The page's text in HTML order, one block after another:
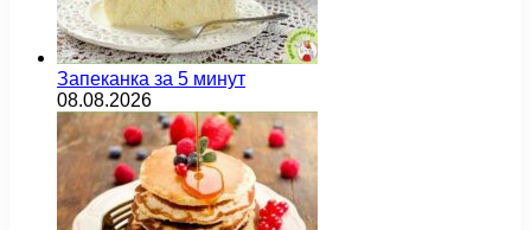
Запеканка за 5 минут
08.08.2026